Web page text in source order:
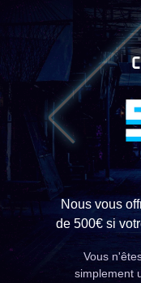
Nous vous
de 500€ si
Vous
simplement